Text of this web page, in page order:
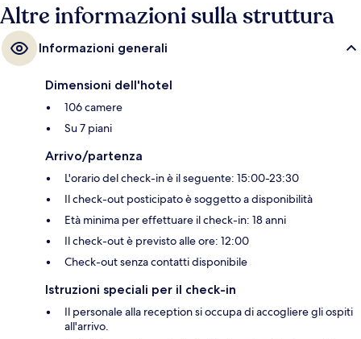
Altre informazioni sulla struttura
Informazioni generali
Dimensioni dell'hotel
106 camere
Su 7 piani
Arrivo/partenza
L'orario del check-in è il seguente: 15:00-23:30
Il check-out posticipato è soggetto a disponibilità
Età minima per effettuare il check-in: 18 anni
Il check-out è previsto alle ore: 12:00
Check-out senza contatti disponibile
Istruzioni speciali per il check-in
Il personale alla reception si occupa di accogliere gli ospiti
all'arrivo.